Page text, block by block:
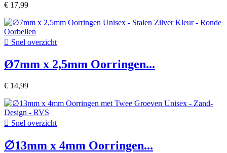
€ 17,99
 Snel overzicht
Ø7mm x 2,5mm Oorringen...
€ 14,99
 Snel overzicht
∅13mm x 4mm Oorringen...